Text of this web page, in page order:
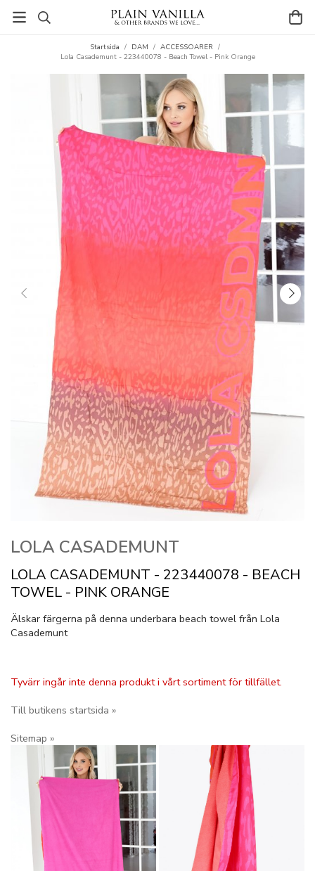
Startsida / DAM / ACCESSOARER /
Lola Casademunt - 223440078 - Beach Towel - Pink Orange
LOLA CASADEMUNT
LOLA CASADEMUNT - 223440078 - BEACH
TOWEL - PINK ORANGE
Älskar färgerna på denna underbara beach towel från Lola
Casademunt
Tyvärr ingår inte denna produkt i vårt sortiment för tillfället.
Till butikens startsida »
Sitemap »